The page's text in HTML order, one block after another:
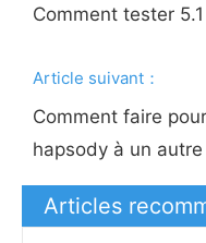
Comment tester
Article suivant：
Comment faire
hapsody à un
Articles